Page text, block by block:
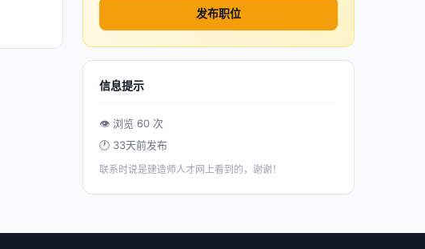
发布职位
信息提示
👁 浏览 60 次
🕐 33天前发布
联系时说是建造师人才网上看到的，谢谢！